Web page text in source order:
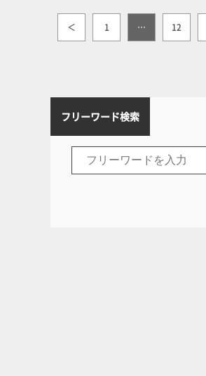
＜ 1 … 12
フリーワード検索